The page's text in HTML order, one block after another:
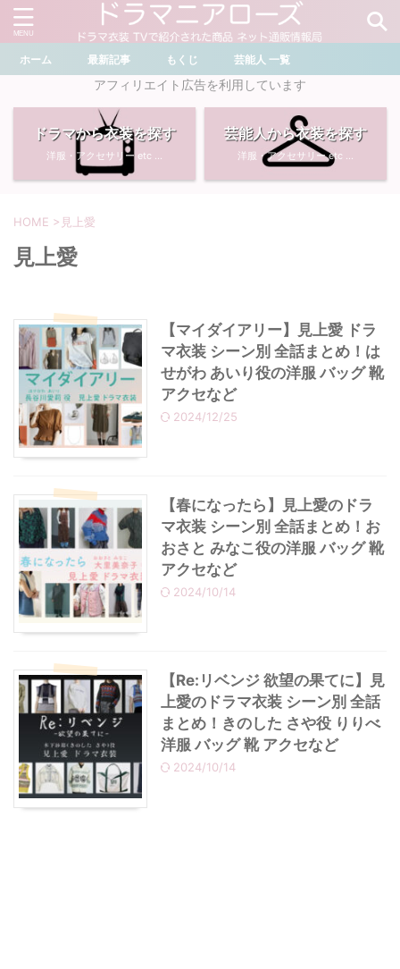
＼ ドラマ・芸能人を検索 ／
おすすめ検索ワード
川口春奈
・石原さとみ
・菜々緒
・ 多部未華子
・広瀬すず
・あのクズ
・無能の鷹
・若草物語
・ライオンの隠れ家
・サイレント
・ 腕時計
ホーム 最新記事 もくじ 芸能人 一覧
アフィリエイト広告を利用しています
ドラマから衣装を探す
洋服・アクセサリー etc ...
芸能人から衣装を探す
洋服・アクセサリー etc ...
HOME > 見上愛
見上愛
【マイダイアリー】見上愛 ドラ
マ衣装 シーン別 全話まとめ！は
せがわ あいり役の洋服 バッグ 靴
アクセなど
2024/12/25
【春になったら】見上愛のドラ
マ衣装 シーン別 全話まとめ！お
おさと みなこ役の洋服 バッグ 靴
アクセなど
2024/10/14
【Re:リベンジ 欲望の果てに】見
上愛のドラマ衣装 シーン別 全話
まとめ！きのした さや役 りりべ
洋服 バッグ 靴 アクセなど
2024/10/14